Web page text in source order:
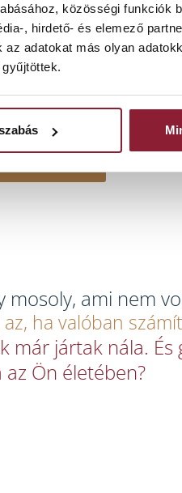
közösségi funkciók
, hirdető- és elemező
adatokat más olyan
– hanem a
szeretne.
csak szép,
mosoly, ami nem
ha valóban
már jártak nála.
Ön életében?